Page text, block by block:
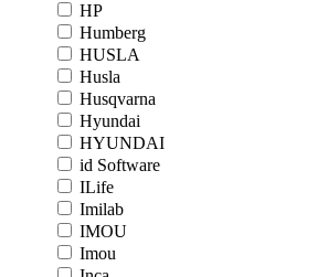
HP
Humberg
HUSLA
Husla
Husqvarna
Hyundai
HYUNDAI
id Software
ILife
Imilab
IMOU
Imou